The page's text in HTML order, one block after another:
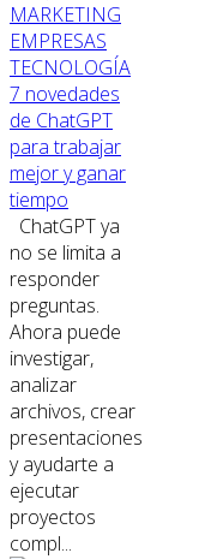
MARKETING
EMPRESAS
TECNOLOGÍA
7 novedades
de ChatGPT
para trabajar
mejor y ganar
tiempo
ChatGPT ya
no se limita a
responder
preguntas.
Ahora puede
investigar,
analizar
archivos, crear
presentaciones
y ayudarte a
ejecutar
proyectos
compl...